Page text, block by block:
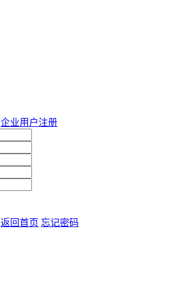
企业用户注册
返回首页 忘记密码